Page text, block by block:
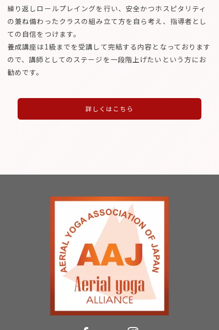
繰り返しロールプレイングを行い、安全かつホスピタリティ
の兼ね備わったクラスの組み立て方を自ら考え、指導者とし
ての自信をつけます。
養成講座は1級までを受講して完結する内容となっております
ので、講師としてのステージを一段階上げたいという方にお
勧めです。
詳しくはこちら